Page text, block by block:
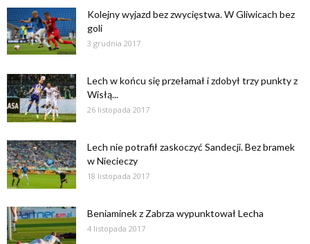
Kolejny wyjazd bez zwycięstwa. W Gliwicach bez
goli
3 grudnia 2017
Lech w końcu się przełamał i zdobył trzy punkty z
Wisłą...
26 listopada 2017
Lech nie potrafił zaskoczyć Sandecji. Bez bramek
w Niecieczy
18 listopada 2017
Beniaminek z Zabrza wypunktował Lecha
4 listopada 2017